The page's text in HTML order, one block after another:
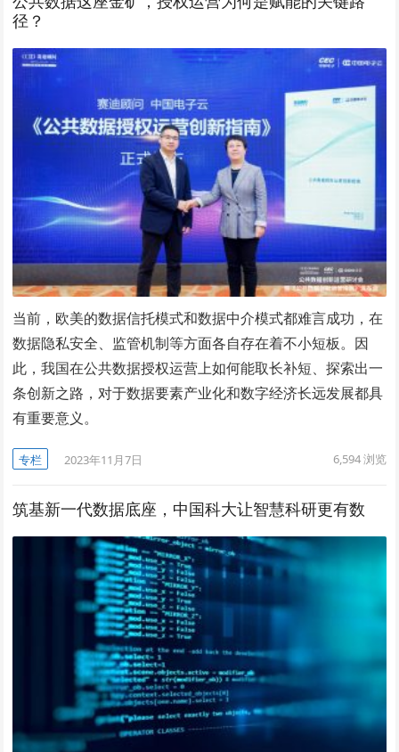
径？
当前，欧美的数据信托模式和数据中介模式都难言成功，在
数据隐私安全、监管机制等方面各自存在着不小短板。因
此，我国在公共数据授权运营上如何能取长补短、探索出一
条创新之路，对于数据要素产业化和数字经济长远发展都具
有重要意义。
专栏 2023年11月7日 6,594浏览
筑基新一代数据底座，中国科大让智慧科研更有数